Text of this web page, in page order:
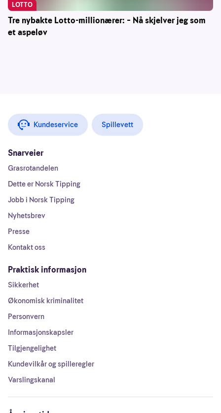
Tre nybakte Lotto-millionærer: – Nå skjelver jeg som
et aspeløv
LOTTO
Kundeservice Spillevett
Snarveier
Grasrotandelen
Dette er Norsk Tipping
Jobb i Norsk Tipping
Nyhetsbrev
Presse
Kontakt oss
Praktisk informasjon
Sikkerhet
Økonomisk kriminalitet
Personvern
Informasjonskapsler
Tilgjengelighet
Kundevilkår og spilleregler
Varslingskanal